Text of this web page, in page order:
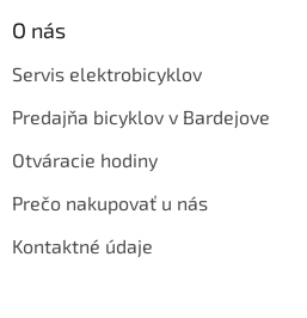
O nás
Servis elektrobicyklov
Predajňa bicyklov v Bardejove
Otváracie hodiny
Prečo nakupovať u nás
Kontaktné údaje